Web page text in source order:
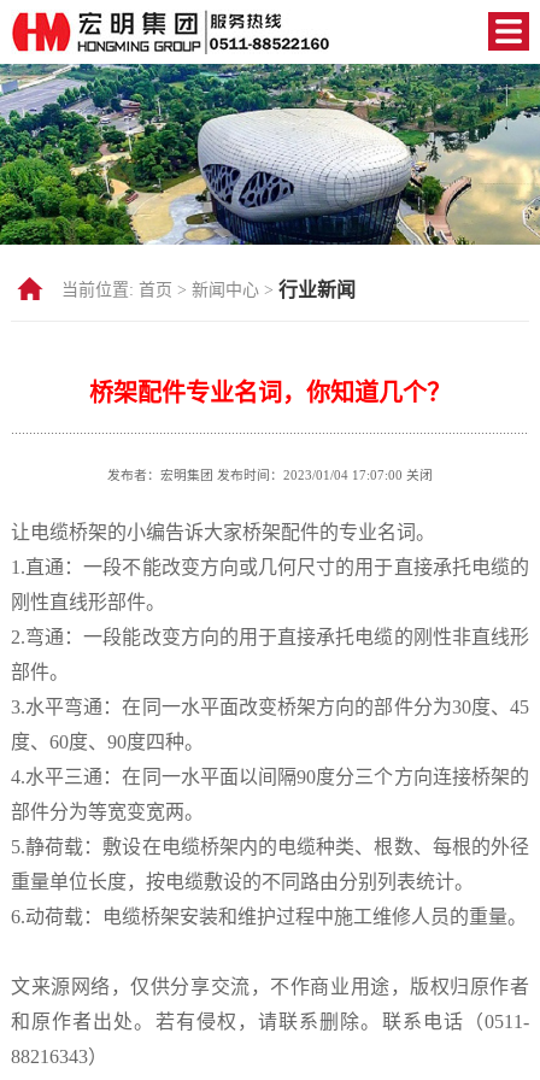
当前位置: 首页 > 新闻中心 > 行业新闻
桥架配件专业名词，你知道几个？
发布者：宏明集团 发布时间：2023/01/04 17:07:00 关闭
让电缆桥架的小编告诉大家桥架配件的专业名词。
1.直通：一段不能改变方向或几何尺寸的用于直接承托电缆的
刚性直线形部件。
2.弯通：一段能改变方向的用于直接承托电缆的刚性非直线形
部件。
3.水平弯通：在同一水平面改变桥架方向的部件分为30度、45
度、60度、90度四种。
4.水平三通：在同一水平面以间隔90度分三个方向连接桥架的
部件分为等宽变宽两。
5.静荷载：敷设在电缆桥架内的电缆种类、根数、每根的外径
重量单位长度，按电缆敷设的不同路由分别列表统计。
6.动荷载：电缆桥架安装和维护过程中施工维修人员的重量。
文来源网络，仅供分享交流，不作商业用途，版权归原作者
和原作者出处。若有侵权，请联系删除。联系电话（0511-
88216343）